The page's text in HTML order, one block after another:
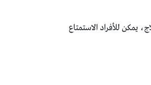
يمكن للأفراد الاستمتاع